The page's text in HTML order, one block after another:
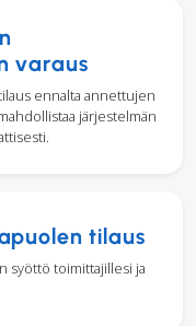
varaus
ennalta annettujen
järjestelmän
tilaus
syöttö toimittajillesi ja